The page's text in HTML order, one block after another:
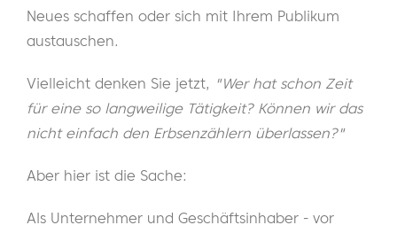
Neues schaffen oder sich mit Ihrem Publikum
austauschen.
Vielleicht denken Sie jetzt, "Wer hat schon Zeit
für eine so langweilige Tätigkeit? Können wir das
nicht einfach den Erbsenzählern überlassen?"
Aber hier ist die Sache:
Als Unternehmer und Geschäftsinhaber - vor